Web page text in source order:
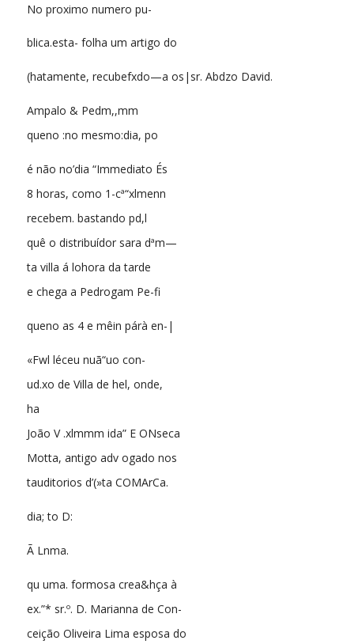
No proximo numero pu-
blica.esta- folha um artigo do
(hatamente, recubefxdo—a os|sr. Abdzo David.
Ampalo & Pedm,,mm
queno :no mesmo:dia, po
é não no’dia “Immediato És
8 horas, como 1-cª“xlmenn
recebem. bastando pd,l
quê o distribuídor sara dªm—
ta villa á lohora da tarde
e chega a Pedrogam Pe-fi
queno as 4 e mêin párà en-|
«Fwl léceu nuã“uo con-
ud.xo de Villa de hel, onde,
ha
João V .xlmmm ida” E ONseca
Motta, antigo adv ogado nos
tauditorios d’(»ta COMArCa.
dia; to D:
Ã Lnma.
qu uma. formosa crea&hça à
ex.”* sr.º. D. Marianna de Con-
ceição Oliveira Lima esposa do